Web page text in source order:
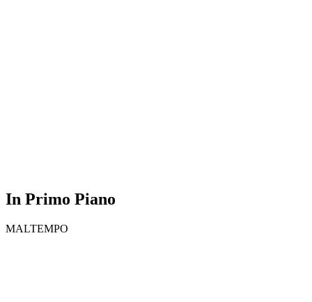
In Primo Piano
MALTEMPO